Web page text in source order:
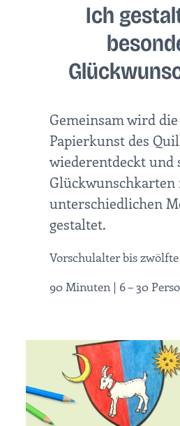
Ich
Gemeinsam wird
Papierkunst des
wiederentdeckt und
unterschiedlichen
gestaltet.
Vorschulalter bis zwölfte
90 Minuten | 6 – 30